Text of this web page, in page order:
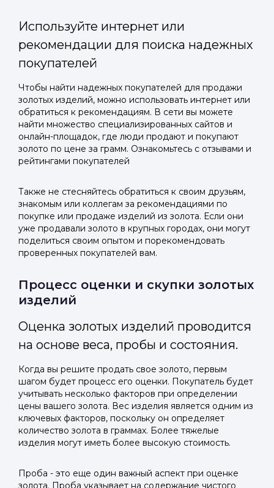
Войти в
профиль
Мы отправим код для входа на ваш
номер телефона.
Телефон
Подать заявку
Отправьте заявку через мессенджер-бот — магазины
увидят её и пришлют предложения. Фото, описание и
AI-оценка прямо в чате.
ВКонтакте
или подайте через форму на сайте
Войти в ЛК и заполнить форму
Подать заявку
Отправьте заявку через мессенджер-бот — магазины
увидят её и пришлют предложения. Фото, описание и
AI-оценка прямо в чате.
ВКонтакте
или подайте через форму на сайте
Войти в ЛК и заполнить форму
Используйте интернет или
рекомендации для поиска надежных
покупателей
Чтобы найти надежных покупателей для продажи
золотых изделий, можно использовать интернет или
обратиться к рекомендациям. В сети вы можете
найти множество специализированных сайтов и
онлайн-площадок, где люди продают и покупают
золото по цене за грамм. Ознакомьтесь с отзывами и
рейтингами покупателей
Также не стесняйтесь обратиться к своим друзьям,
знакомым или коллегам за рекомендациями по
покупке или продаже изделий из золота. Если они
уже продавали золото в крупных городах, они могут
поделиться своим опытом и порекомендовать
проверенных покупателей вам.
Процесс оценки и скупки золотых
изделий
Оценка золотых изделий проводится
на основе веса, пробы и состояния.
Когда вы решите продать свое золото, первым
шагом будет процесс его оценки. Покупатель будет
учитывать несколько факторов при определении
цены вашего золота. Вес изделия является одним из
ключевых факторов, поскольку он определяет
количество золота в граммах. Более тяжелые
изделия могут иметь более высокую стоимость.
Проба - это еще один важный аспект при оценке
золота. Проба указывает на содержание чистого